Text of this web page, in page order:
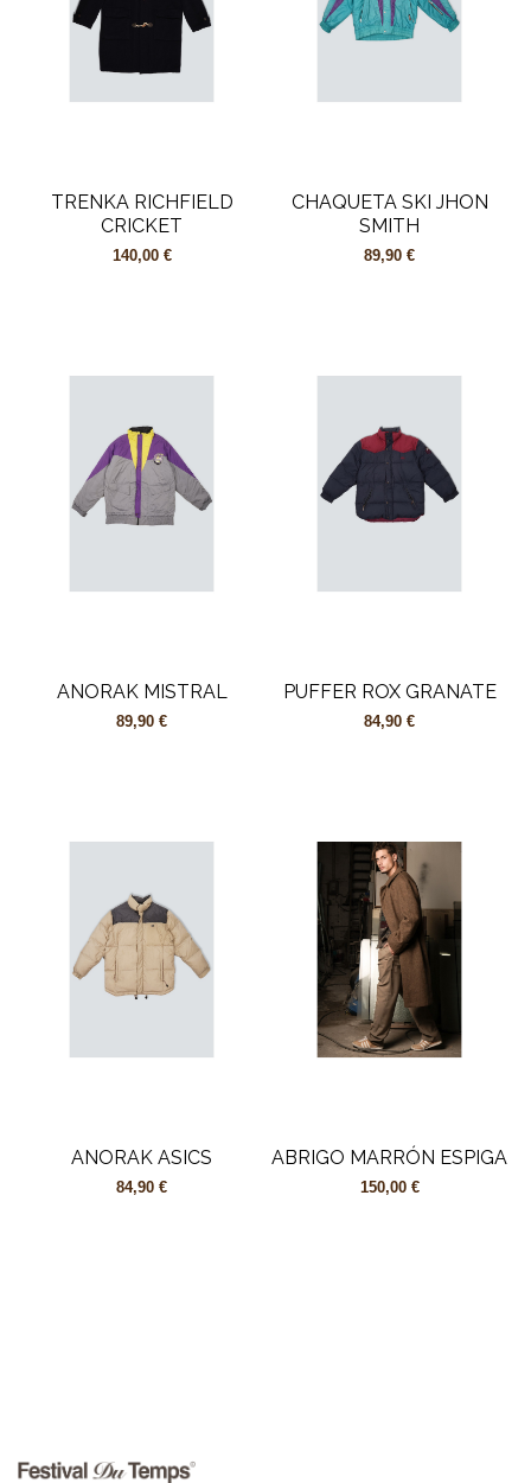
TRENKA RICHFIELD
CRICKET
140,00 €
CHAQUETA SKI JHON
SMITH
89,90 €
ANORAK MISTRAL
89,90 €
PUFFER ROX GRANATE
84,90 €
ANORAK ASICS
84,90 €
ABRIGO MARRÓN ESPIGA
150,00 €